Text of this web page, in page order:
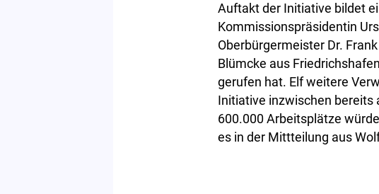
Auftakt der Initiative bildet
Kommissionspräsidentin
Oberbürgermeister Dr.
Blümcke aus
gerufen hat. Elf weitere
Initiative inzwischen bereits
600.000 Arbeitsplätze
es in der Mittteilung aus